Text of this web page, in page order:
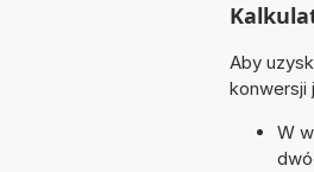
Aby
konwersji
W